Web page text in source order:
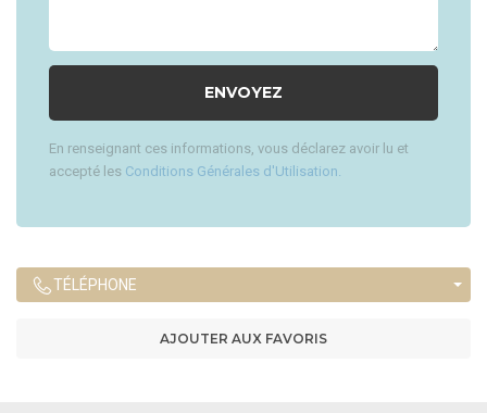
En renseignant ces informations, vous déclarez avoir lu et
accepté les Conditions Générales d'Utilisation.
TÉLÉPHONE
AJOUTER AUX FAVORIS